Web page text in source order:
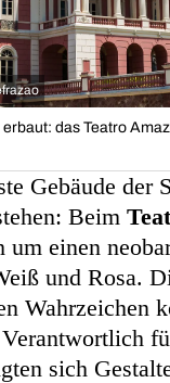
das Teatro
Gebäude der
Beim
um einen
und Rosa.
Wahrzeichen
sich